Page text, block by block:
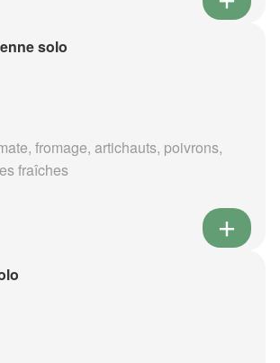
solo
fromage, artichauts, poivrons,
fraîches